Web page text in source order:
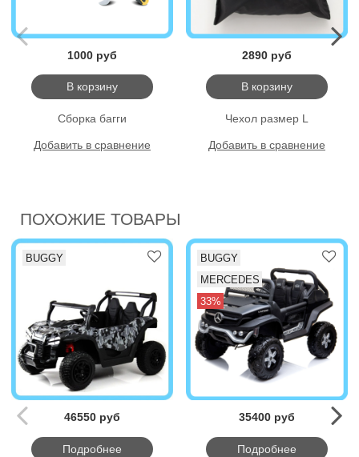
1000 руб
В корзину
Сборка багги
Добавить в сравнение
2890 руб
В корзину
Чехол размер L
Добавить в сравнение
ПОХОЖИЕ ТОВАРЫ
BUGGY
46550 руб
Подробнее
BUGGY
MERCEDES
33%
35400 руб
Подробнее